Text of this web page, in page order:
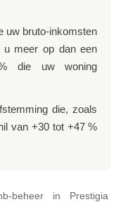
uw bruto-inkomsten
u meer op dan een
die uw woning
die, zoals
van +30 tot +47 %
beheer in Prestigia